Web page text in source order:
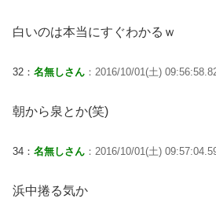
白いのは本当にすぐわかるｗ
32： 名無しさん ：2016/10/01(土)
朝から泉とか(笑)
34： 名無しさん ：2016/10/01(土)
浜中捲る気か